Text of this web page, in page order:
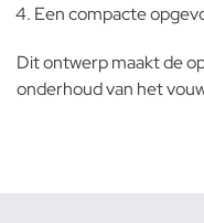
Een compacte
Dit ontwerp maakt de
onderhoud van het